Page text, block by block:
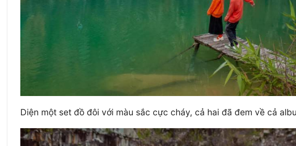
Diện một set đồ đôi với màu sắc cực cháy, cả hai đã đem về cả